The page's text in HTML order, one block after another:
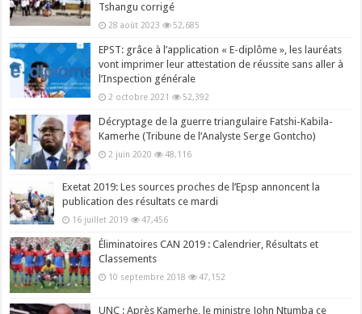
Tshangu corrigé
28 août 2023 52,685
EPST: grâce à l’application « E-diplôme », les lauréats
vont imprimer leur attestation de réussite sans aller à
l’Inspection générale
2 octobre 2021 52,392
Décryptage de la guerre triangulaire Fatshi-Kabila-
Kamerhe (Tribune de l’Analyste Serge Gontcho)
2 juin 2020 48,116
Exetat 2019: Les sources proches de l’Epsp annoncent la
publication des résultats ce mardi
16 juillet 2019 47,456
Éliminatoires CAN 2019 : Calendrier, Résultats et
Classements
10 septembre 2018 47,152
UNC : Après Kamerhe, le ministre John Ntumba ce